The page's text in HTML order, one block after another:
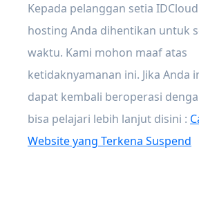
Kepada pelanggan setia
hosting Anda dihentikan untuk
waktu. Kami mohon maaf atas
ketidaknyamanan ini. Jika Anda
dapat kembali beroperasi
bisa pelajari lebih lanjut disini :
Website yang Terkena Suspend